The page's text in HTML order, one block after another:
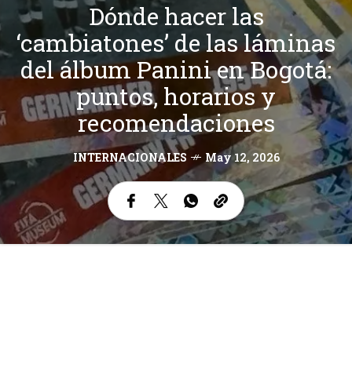
Dónde hacer las
‘cambiatones’ de las láminas
del álbum Panini en Bogotá:
puntos, horarios y
recomendaciones
INTERNACIONALES May 12, 2026